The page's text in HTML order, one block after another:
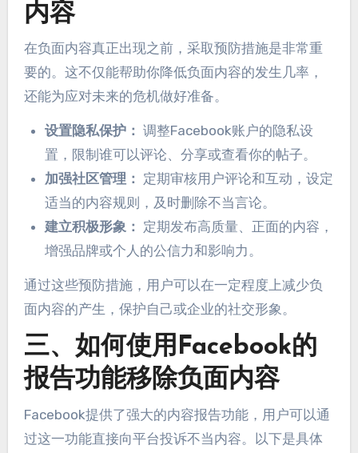
内容
在负面内容真正出现之前，采取预防措施是非常重
要的。这不仅能帮助你降低负面内容的发生几率，
还能为应对未来的危机做好准备。
设置隐私保护： 调整Facebook账户的隐私设
置，限制谁可以评论、分享或查看你的帖子。
加强社区管理： 定期审核用户评论和互动，设定
适当的内容规则，及时删除不当言论。
建立积极形象： 定期发布高质量、正面的内容，
增强品牌或个人的公信力和影响力。
通过这些预防措施，用户可以在一定程度上减少负
面内容的产生，保护自己或企业的社交形象。
三、如何使用Facebook的
报告功能移除负面内容
Facebook提供了强大的内容报告功能，用户可以通
过这一功能直接向平台投诉不当内容。以下是具体